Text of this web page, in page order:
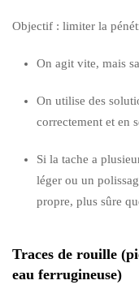
Objectif : limiter la
On agit vite, mais
On utilise des
correctement et en
Si la tache a
léger ou un
propre, plus sûre
Traces de rouille
eau ferrugineuse)